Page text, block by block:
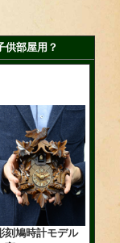
部屋用？
刻鳩時計モデル